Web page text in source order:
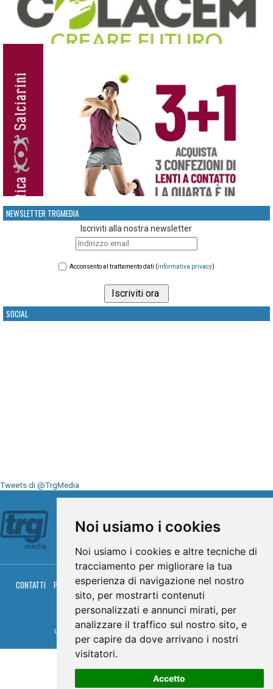
Noi usiamo i cookies
Noi usiamo i cookies e altre tecniche di
tracciamento per migliorare la tua
esperienza di navigazione nel nostro
sito, per mostrarti contenuti
personalizzati e annunci mirati, per
analizzare il traffico sul nostro sito, e
per capire da dove arrivano i nostri
visitatori.
Accetto
NEWSLETTER TRGMEDIA
Iscriviti alla nostra newsletter
Acconsento al trattamento dati (informativa privacy)
SOCIAL
Tweets di @TrgMedia
CONTATTI PRIVACY COOKIES PALINSESTO DIRETTA TV
DIRETTA RADIO
RGM HITRADIO
© TRG Media 2005-2026
Umbria Televisioni s.r.l. - P.I.00496230541 - - Powered by